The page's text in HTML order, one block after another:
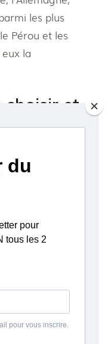
les plus
Pérou et les
la
choisir et
être bien
avec
elles
les
jours dans